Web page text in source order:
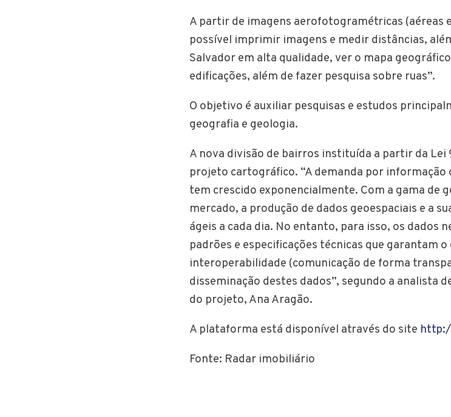
A partir de imagens aerofotogramétricas (aéreas
possível imprimir imagens e medir distâncias,
Salvador em alta qualidade, ver o mapa
edificações, além de fazer pesquisa sobre ruas”.
O objetivo é auxiliar pesquisas e estudos
geografia e geologia.
A nova divisão de bairros instituída a partir da Lei
projeto cartográfico. “A demanda por informação
tem crescido exponencialmente. Com a gama de
mercado, a produção de dados geoespaciais e a
ágeis a cada dia. No entanto, para isso, os dados
padrões e especificações técnicas que garantam
interoperabilidade (comunicação de forma
disseminação destes dados”, segundo a analista
do projeto, Ana Aragão.
A plataforma está disponível através do site
Fonte: Radar imobiliário